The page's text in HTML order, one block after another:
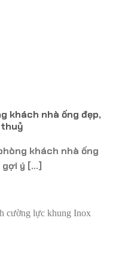
khách nhà ống đẹp,
khách nhà ống
ý [...]